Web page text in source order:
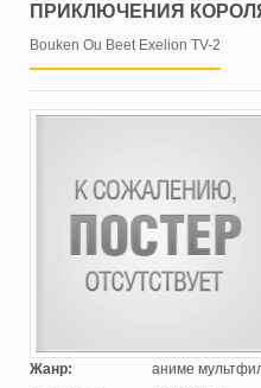
ПРИКЛЮЧЕНИЯ
Bouken Ou Beet Exelion TV-2
Жанр:
аниме